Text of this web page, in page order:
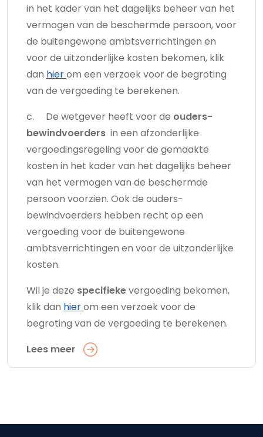
in het kader van het dagelijks beheer van het
vermogen van de beschermde persoon, voor
de buitengewone ambtsverrichtingen en
voor de uitzonderlijke kosten bekomen, klik
dan hierom een verzoek voor de begroting
van de vergoeding te berekenen.
c. De wetgever heeft voor de ouders-
bewindvoerders in een afzonderlijke
vergoedingsregeling voor de gemaakte
kosten in het kader van het dagelijks beheer
van het vermogen van de beschermde
persoon voorzien. Ook de ouders-
bewindvoerders hebben recht op een
vergoeding voor de buitengewone
ambtsverrichtingen en voor de uitzonderlijke
kosten.
Wil je deze specifiekevergoeding bekomen,
klik dan hierom een verzoek voor de
begroting van de vergoeding te berekenen.
Lees meer